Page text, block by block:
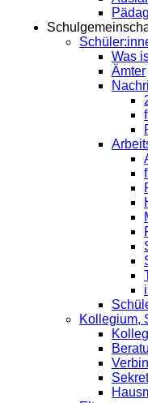
Was
Ämter
Kollegium,